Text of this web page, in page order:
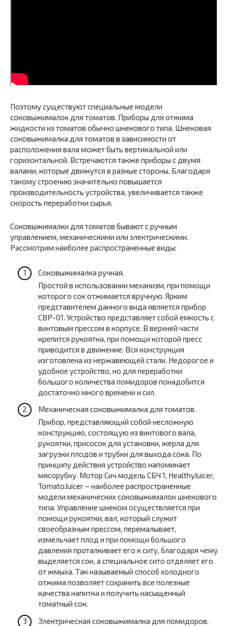
Поэтому существуют специальные модели
соковыжималок для томатов. Приборы для отжима
жидкости из томатов обычно шнекового типа. Шнековая
соковыжималка для томатов в зависимости от
расположения вала может быть вертикальной или
горизонтальной. Встречаются также приборы с двумя
валами, которые движутся в разные стороны. Благодаря
такому строению значительно повышается
производительность устройства, увеличивается также
скорость переработки сырья.
Соковыжималки для томатов бывают с ручным
управлением, механическими или электрическими.
Рассмотрим наиболее распространенные виды:
Соковыжималка ручная.
Простой в использовании механизм, при помощи
которого сок отжимается вручную. Ярким
представителем данного вида является прибор
СВР-01. Устройство представляет собой емкость с
винтовым прессом в корпусе. В верхней части
крепится рукоятка, при помощи которой пресс
приводится в движение. Вся конструкция
изготовлена из нержавеющей стали. Недорогое и
удобное устройство, но для переработки
большого количества помидоров понадобится
достаточно много времени и сил.
Механическая соковыжималка для томатов.
Прибор, представляющий собой несложную
конструкцию, состоящую из винтового вала,
рукоятки, присосок для установки, жерла для
загрузки плодов и трубки для выхода сока. По
принципу действия устройство напоминает
мясорубку. Мотор Сич модель СБЧ 1, HealthyJuicer,
TomatoJuicer – наиболее распространенные
модели механических соковыжималок шнекового
типа. Управление шнеком осуществляется при
помощи рукоятки, вал, который служит
своеобразным прессом, перемалывает,
измельчает плод и при помощи большого
давления проталкивает его к ситу, благодаря чему
выделяется сок, а специальное сито отделяет его
от жмыха. Так называемый способ холодного
отжима позволяет сохранить все полезные
качества напитка и получить насыщенный
томатный сок.
Электрическая соковыжималка для помидоров.